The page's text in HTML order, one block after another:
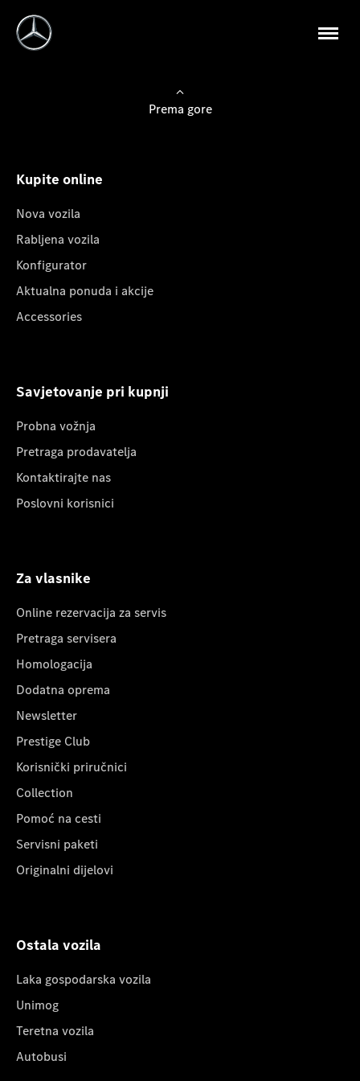
Prema gore
Kupite online
Nova vozila
Rabljena vozila
Konfigurator
Aktualna ponuda i akcije
Accessories
Savjetovanje pri kupnji
Probna vožnja
Pretraga prodavatelja
Kontaktirajte nas
Poslovni korisnici
Za vlasnike
Online rezervacija za servis
Pretraga servisera
Homologacija
Dodatna oprema
Newsletter
Prestige Club
Korisnički priručnici
Collection
Pomoć na cesti
Servisni paketi
Originalni dijelovi
Ostala vozila
Laka gospodarska vozila
Unimog
Teretna vozila
Autobusi